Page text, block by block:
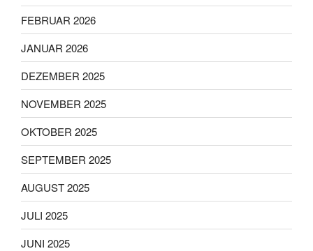
FEBRUAR 2026
JANUAR 2026
DEZEMBER 2025
NOVEMBER 2025
OKTOBER 2025
SEPTEMBER 2025
AUGUST 2025
JULI 2025
JUNI 2025